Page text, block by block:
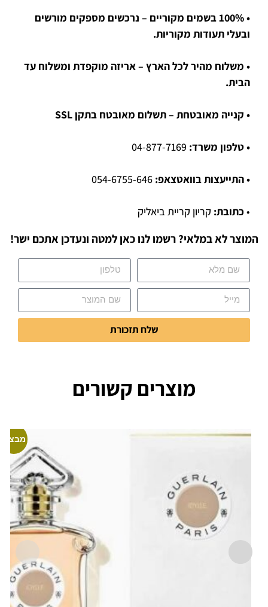
• 100% בשמים מקוריים – נרכשים מספקים מורשים
ובעלי תעודות מקוריות.
• משלוח מהיר לכל הארץ – אריזה מוקפדת ומשלוח עד
הבית.
• קנייה מאובטחת – תשלום מאובטח בתקן SSL
• טלפון משרד:
• התייעצות בוואטצאפ:
• כתובת: קריון קריית ביאליק
המוצר לא במלאי? רשמו לנו כאן למטה ונעדכן אתכם ישר!
שלח תזכורת
מוצרים קשורים
מבצע!